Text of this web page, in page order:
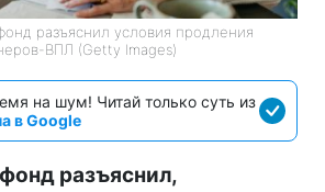
разъяснил условия продления
ВПЛ (Getty Images)
на шум! Читай только суть из
в Google
разъяснил,